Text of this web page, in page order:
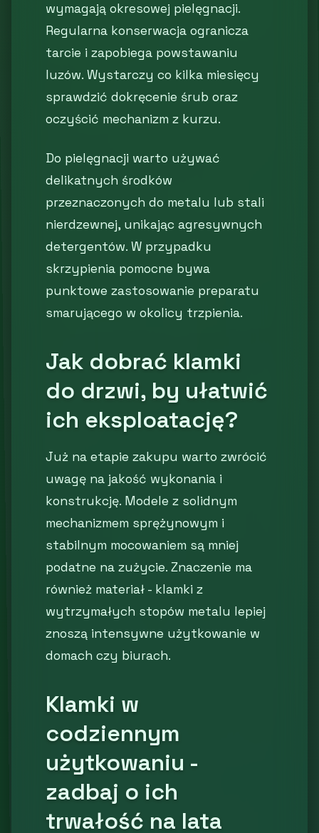
wymagają okresowej pielęgnacji.
Regularna konserwacja ogranicza
tarcie i zapobiega powstawaniu
luzów. Wystarczy co kilka miesięcy
sprawdzić dokręcenie śrub oraz
oczyścić mechanizm z kurzu.
Do pielęgnacji warto używać
delikatnych środków
przeznaczonych do metalu lub stali
nierdzewnej, unikając agresywnych
detergentów. W przypadku
skrzypienia pomocne bywa
punktowe zastosowanie preparatu
smarującego w okolicy trzpienia.
Jak dobrać klamki
do drzwi, by ułatwić
ich eksploatację?
Już na etapie zakupu warto zwrócić
uwagę na jakość wykonania i
konstrukcję. Modele z solidnym
mechanizmem sprężynowym i
stabilnym mocowaniem są mniej
podatne na zużycie. Znaczenie ma
również materiał - klamki z
wytrzymałych stopów metalu lepiej
znoszą intensywne użytkowanie w
domach czy biurach.
Klamki w
codziennym
użytkowaniu -
zadbaj o ich
trwałość na lata